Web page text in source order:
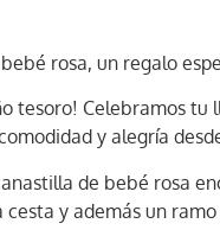
rosa, un regalo
tesoro! Celebramos
y alegría
de bebé rosa
y además un